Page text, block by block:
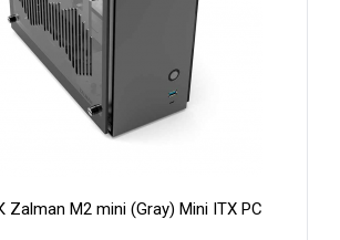
M2 mini (Gray) Mini ITX PC